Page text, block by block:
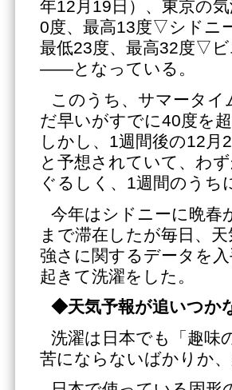
年12月19日）、東京の
0度、最高13度▽シドニ
最低23度、最高32度▽
――となっている。
このうち、サマータ
だ早いがすでに40度を
しかし、1週間後の12月
と予想されていて、わ
ぐるしく、1週間のう
今年はシドニーに晩春
まで滞在したが毎日、
強さに関するデータを
起きて洗濯をした。
◆天気予報が追いつか
洗濯は日本でも「趣味
苦にならないばかりか